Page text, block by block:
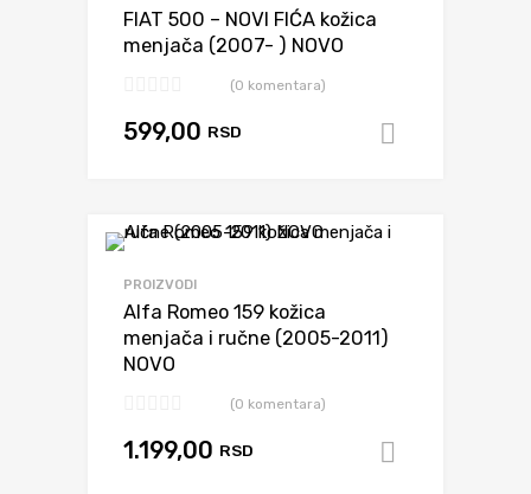
FIAT 500 – NOVI FIĆA kožica
menjača (2007- ) NOVO
(0 komentara)
599,00 RSD
PROIZVODI
Alfa Romeo 159 kožica
menjača i ručne (2005-2011)
NOVO
(0 komentara)
1.199,00 RSD